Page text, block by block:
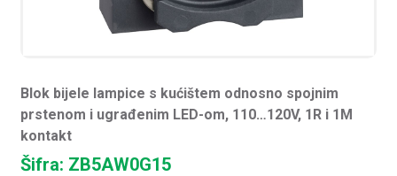
Blok bijele lampice s kućištem odnosno spojnim
prstenom i ugrađenim LED-om, 110…120V, 1R i 1M
kontakt
Šifra: ZB5AW0G15